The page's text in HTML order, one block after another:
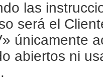
las
será el
únicamente
abiertos ni